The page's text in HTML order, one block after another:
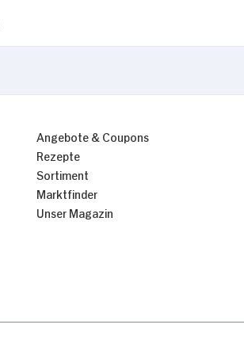
Angebote & Coupons
Rezepte
Sortiment
Marktfinder
Unser Magazin